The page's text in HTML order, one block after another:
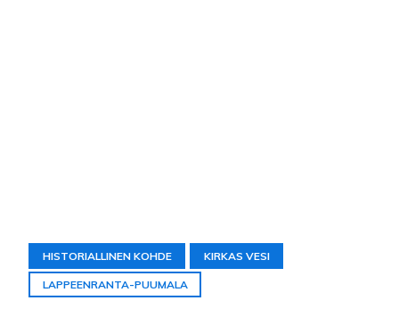
HISTORIALLINEN KOHDE KIRKAS VESI
LAPPEENRANTA-PUUMALA